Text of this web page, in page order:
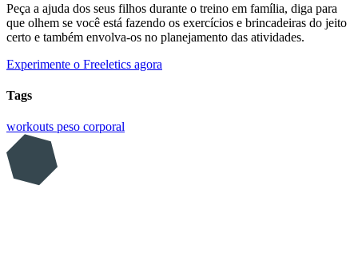
Peça a ajuda dos seus filhos durante o treino em família, diga para
que olhem se você está fazendo os exercícios e brincadeiras do jeito
certo e também envolva-os no planejamento das atividades.
Experimente o Freeletics agora
Tags
workouts peso corporal